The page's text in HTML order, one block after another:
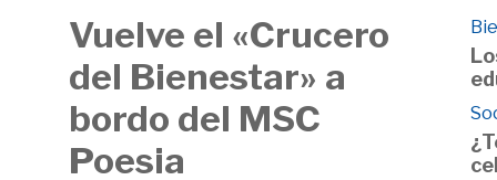
Vuelve el «Crucero
del Bienestar» a
bordo del MSC
Poesia